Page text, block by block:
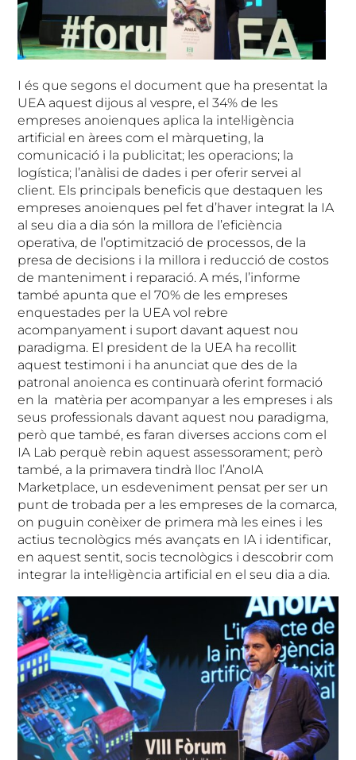
I és que segons el document que ha presentat la
UEA aquest dijous al vespre, el 34% de les
empreses anoienques aplica la intel·ligència
artificial en àrees com el màrqueting, la
comunicació i la publicitat; les operacions; la
logística; l’anàlisi de dades i per oferir servei al
client. Els principals beneficis que destaquen les
empreses anoienques pel fet d’haver integrat la IA
al seu dia a dia són la millora de l’eficiència
operativa, de l’optimització de processos, de la
presa de decisions i la millora i reducció de costos
de manteniment i reparació. A més, l’informe
també apunta que el 70% de les empreses
enquestades per la UEA vol rebre
acompanyament i suport davant aquest nou
paradigma. El president de la UEA ha recollit
aquest testimoni i ha anunciat que des de la
patronal anoienca es continuarà oferint formació
en la matèria per acompanyar a les empreses i als
seus professionals davant aquest nou paradigma,
però que també, es faran diverses accions com el
IA Lab perquè rebin aquest assessorament; però
també, a la primavera tindrà lloc l’AnoIA
Marketplace, un esdeveniment pensat per ser un
punt de trobada per a les empreses de la comarca,
on puguin conèixer de primera mà les eines i les
actius tecnològics més avançats en IA i identificar,
en aquest sentit, socis tecnològics i descobrir com
integrar la intel·ligència artificial en el seu dia a dia.